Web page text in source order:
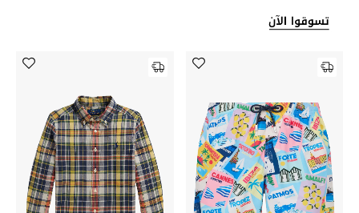
أبرز الحقائب
الأحذية
الموسم الجديد
أحذية النسائية